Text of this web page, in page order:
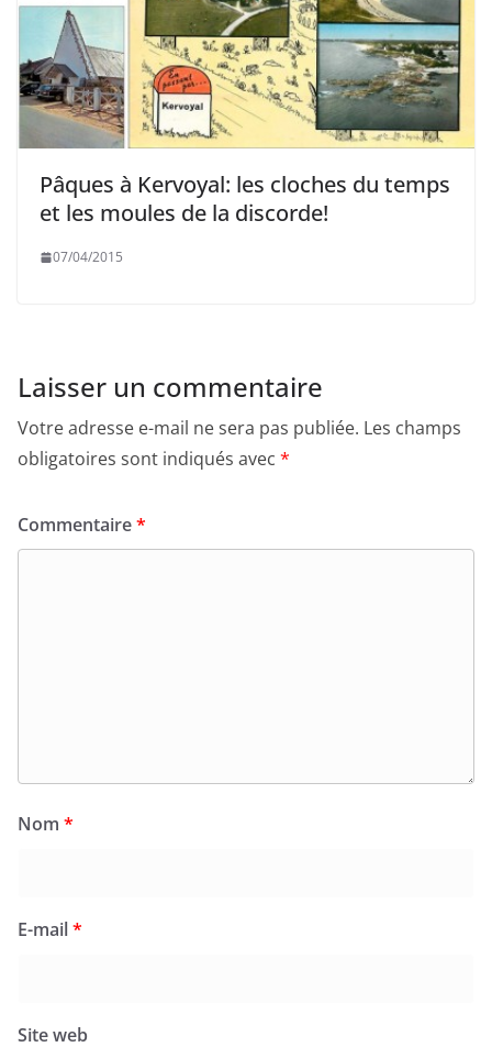
Pâques à Kervoyal: les cloches du temps
et les moules de la discorde!
07/04/2015
Laisser un commentaire
Votre adresse e-mail ne sera pas publiée. Les champs
obligatoires sont indiqués avec *
Commentaire*
Nom *
E-mail*
Site web